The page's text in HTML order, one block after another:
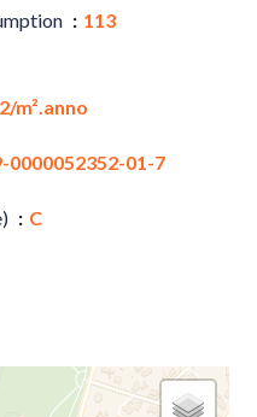
113
m².anno
0000052352-01-7
C